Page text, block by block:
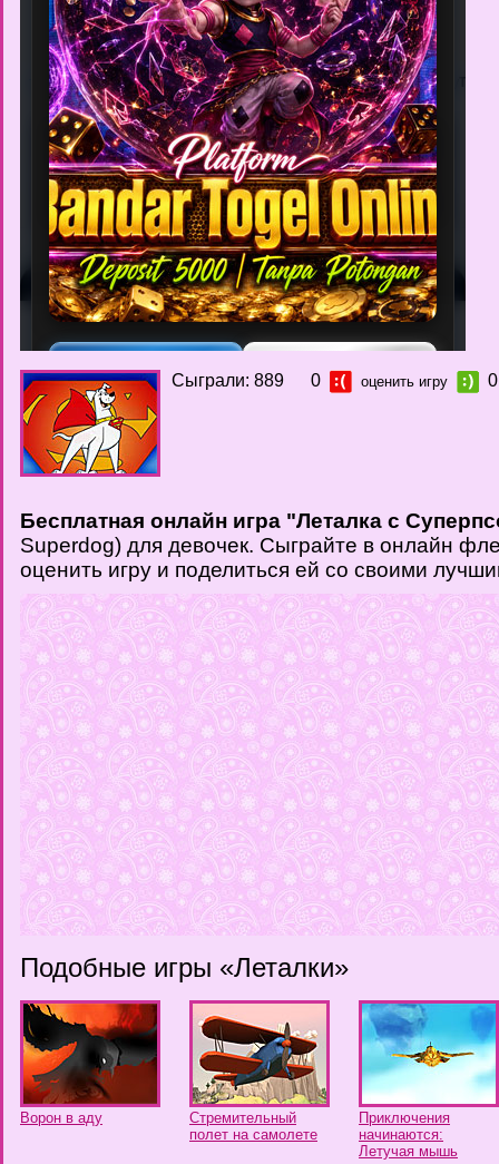
Сыграли: 889 0 оценить игру 0
Бесплатная онлайн игра "Леталка с
Superdog) для девочек. Сыграйте в онлайн
оценить игру и поделиться ей со своими
Подобные игры «Леталки»
Ворон в аду
Стремительный
полет на самолете
Приключения
начинаются:
Летучая мышь